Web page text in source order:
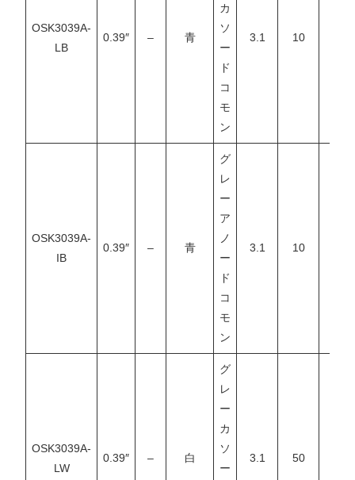
OSK3039A-
LB
0.39″ – 青
カ
ソ
ー
ド
コ
モ
ン
3.1 10
OSK3039A-
IB
0.39″ – 青
グ
レ
ー
ア
ノ
ー
ド
コ
モ
ン
3.1 10
OSK3039A-
LW
0.39″ – 白
グ
レ
ー
カ
ソ
ー
3.1 50